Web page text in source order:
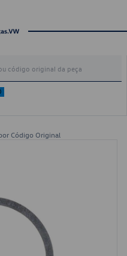
Código Original